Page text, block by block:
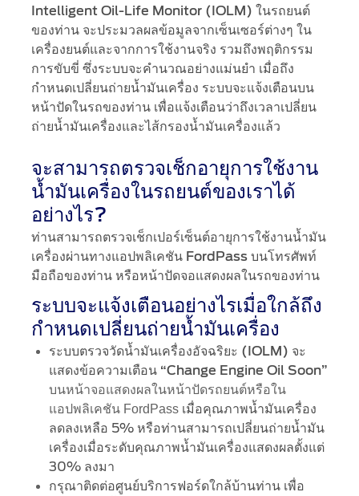
Intelligent Oil-Life Monitor (IOLM) ในรถยนต์
ของท่าน จะประมวลผลข้อมูลจากเซ็นเซอร์ต่างๆ ใน
เครื่องยนต์และจากการใช้งานจริง รวมถึงพฤติกรรม
การขับขี่ ซึ่งระบบจะคำนวณอย่างแม่นยำ เมื่อถึง
กำหนดเปลี่ยนถ่ายน้ำมันเครื่อง ระบบจะแจ้งเตือนบน
หน้าปัดในรถของท่าน เพื่อแจ้งเตือนว่าถึงเวลาเปลี่ยน
ถ่ายน้ำมันเครื่องและไส้กรองน้ำมันเครื่องแล้ว
จะสามารถตรวจเช็กอายุการใช้งาน
น้ำมันเครื่องในรถยนต์ของเราได้
อย่างไร?
ท่านสามารถตรวจเช็กเปอร์เซ็นต์อายุการใช้งานน้ำมัน
เครื่องผ่านทางแอปพลิเคชันFordPass บนโทรศัพท์
มือถือของท่าน หรือหน้าปัดจอแสดงผลในรถของท่าน
ระบบจะแจ้งเตือนอย่างไรเมื่อใกล้ถึง
กำหนดเปลี่ยนถ่ายน้ำมันเครื่อง
ระบบตรวจวัดน้ำมันเครื่องอัจฉริยะ (IOLM) จะ
แสดงข้อความเตือน “Change Engine Oil Soon”
บนหน้าจอแสดงผลในหน้าปัดรถยนต์หรือใน
แอปพลิเคชัน FordPass เมื่อคุณภาพน้ำมันเครื่อง
ลดลงเหลือ 5% หรือท่านสามารถเปลี่ยนถ่ายน้ำมัน
เครื่องเมื่อระดับคุณภาพน้ำมันเครื่องแสดงผลตั้งแต่
30% ลงมา
กรุณาติดต่อศูนย์บริการฟอร์ดใกล้บ้านท่าน เพื่อ